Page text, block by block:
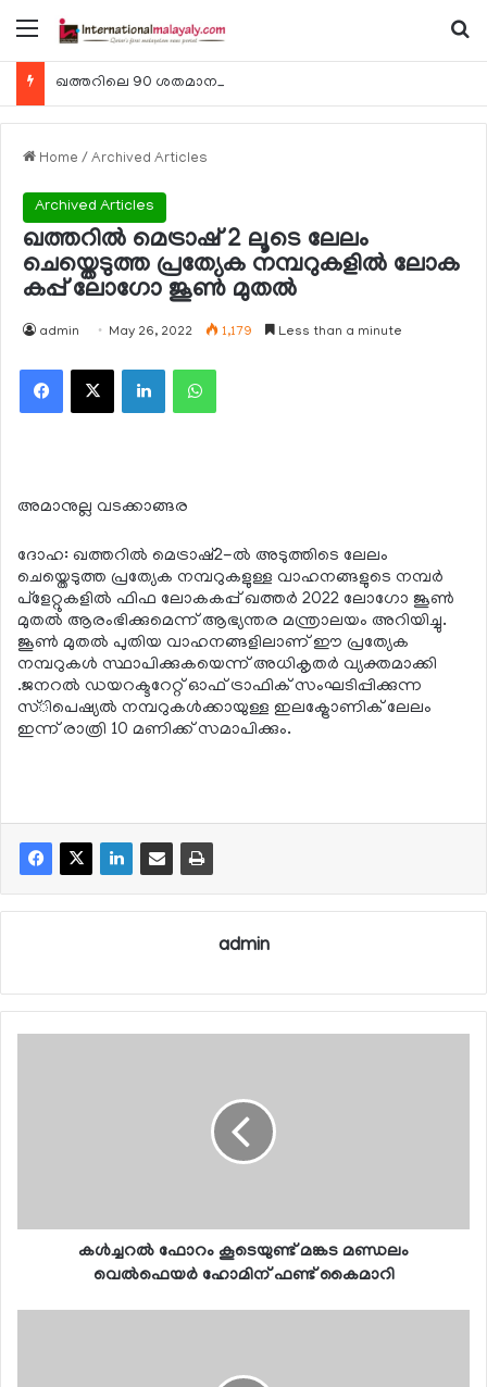
Menu
Home / Archived Articles
Archived Articles
ഖത്തറില്‍ മെട്രാഷ് 2 ലൂടെ ലേലം
ചെയ്തെടുത്ത പ്രത്യേക നമ്പറുകളില്‍ ലോക
കപ്പ് ലോഗോ ജൂണ്‍ മുതല്‍
admin May 26, 2022 1,179 Less than a minute
Facebook
X LinkedInWhatsApp
അമാനുല്ല വടക്കാങ്ങര
ദോഹ: ഖത്തറില്‍ മെട്രാഷ്2-ല്‍ അടുത്തിടെ ലേലം
ചെയ്തെടുത്ത പ്രത്യേക നമ്പറുകളുള്ള വാഹനങ്ങളുടെ നമ്പര്‍
പ്ളേറ്റുകളില്‍ ഫിഫ ലോകകപ്പ് ഖത്തര്‍ 2022 ലോഗോ ജൂണ്‍
മുതല്‍ ആരംഭിക്കുമെന്ന് ആഭ്യന്തര മന്ത്രാലയം അറിയിച്ചു.
ജൂണ്‍ മുതല്‍ പുതിയ വാഹനങ്ങളിലാണ് ഈ പ്രത്യേക
നമ്പറുകള്‍ സ്ഥാപിക്കുകയെന്ന് അധികൃതര്‍ വ്യക്തമാക്കി
.ജനറല്‍ ഡയറക്ടറേറ്റ് ഓഫ് ട്രാഫിക് സംഘടിപ്പിക്കുന്ന
സ്ിപെഷ്യല്‍ നമ്പറുകള്‍ക്കായുള്ള ഇലക്ട്രോണിക് ലേലം
ഇന്ന് രാത്രി 10 മണിക്ക് സമാപിക്കും.
admin
കള്‍ച്ചറല്‍ ഫോറം കൂടെയുണ്ട് മങ്കട മണ്ഡലം
വെല്‍ഫെയര്‍ ഹോമിന് ഫണ്ട് കൈമാറി